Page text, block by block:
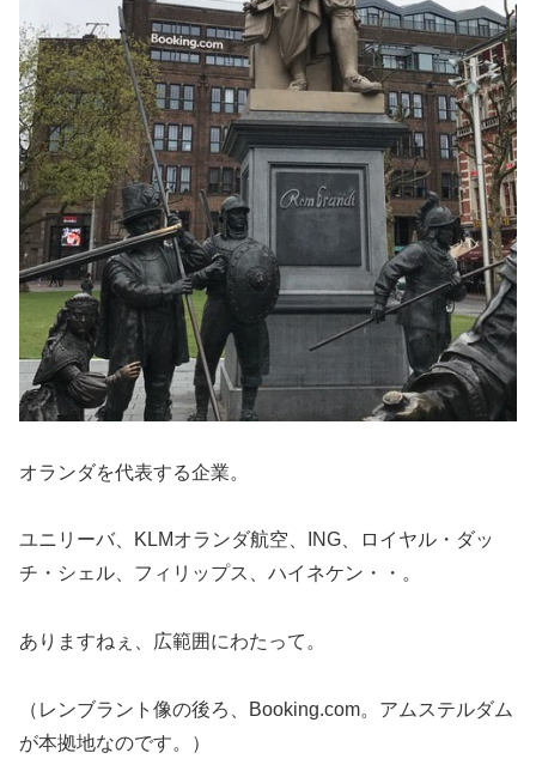
オランダを代表する企業。
ユニリーバ、KLMオランダ航空、ING、ロイヤル・ダッ
チ・シェル、フィリップス、ハイネケン・・。
ありますねぇ、広範囲にわたって。
（レンブラント像の後ろ、Booking.com。アムステルダム
が本拠地なのです。）